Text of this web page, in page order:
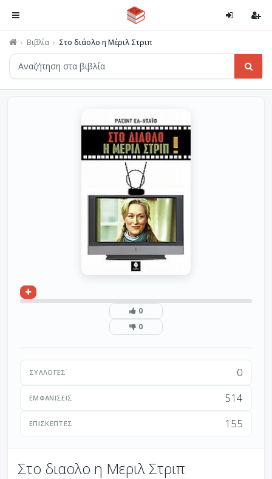
Βιβλία Στο διάολο η Μέριλ Στριπ
0
0
ΣΥΛΛΟΓΈΣ 0
ΕΜΦΑΝΊΣΕΙΣ 514
ΕΠΙΣΚΈΠΤΕΣ 155
Στο διαολο η Μεριλ Στριπ